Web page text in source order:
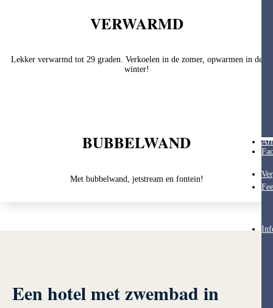
VERWARMD
Lekker verwarmd tot 29 graden. Verkoelen in de zomer, opwarmen in de
winter!
BUBBELWAND
Met bubbelwand, jetstream en fontein!
Een hotel met zwembad in